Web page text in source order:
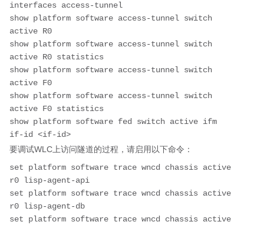
interfaces access-tunnel
show platform software access-tunnel switch
active R0
show platform software access-tunnel switch
active R0 statistics
show platform software access-tunnel switch
active F0
show platform software access-tunnel switch
active F0 statistics
show platform software fed switch active ifm
if-id <if-id>
要调试WLC上访问隧道的过程，请启用以下命令：
set platform software trace wncd chassis active
r0 lisp-agent-api
set platform software trace wncd chassis active
r0 lisp-agent-db
set platform software trace wncd chassis active